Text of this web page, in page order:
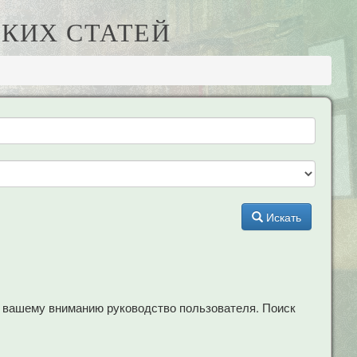
СТАТЕЙ
Искать
вниманию руководство пользователя. Поиск